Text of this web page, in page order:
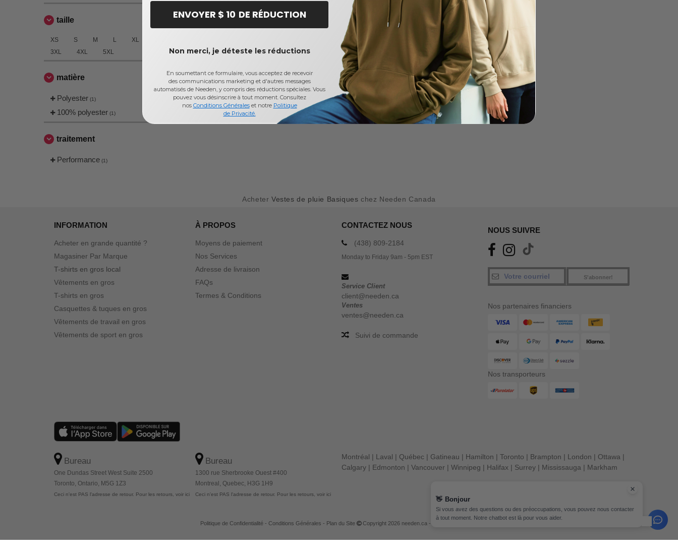
taille
XS S M L XL
3XL
4XL 5XL
matière
Polyester (1)
100% polyester (1)
traitement
Performance (1)
Acheter Vestes de pluie Basiques chez Needen Canada
INFORMATION
Acheter en grande quantité ?
Magasiner Par Marque
T-shirts en gros local
Vêtements en gros
T-shirts en gros
Casquettes & tuques en gros
Vêtements de travail en gros
Vêtements de sport en gros
À PROPOS
Moyens de paiement
Nos Services
Adresse de livraison
FAQs
Termes & Conditions
CONTACTEZ NOUS
(438) 809-2184
Monday to Friday 9am - 5pm EST
Service Client
client@needen.ca
Ventes
ventes@needen.ca
Suivi de commande
NOUS SUIVRE
S'abonner!
Nos partenaires financiers
Nos transporteurs
Bureau
One Dundas Street West Suite 2500
Toronto, Ontario, M5G 1Z3
Ceci n'est PAS l'adresse de retour. Pour les retours, voir ici
Bureau
1300 rue Sherbrooke Ouest #400
Montreal, Quebec, H3G 1H9
Ceci n'est PAS l'adresse de retour. Pour les retours, voir ici
Montréal | Laval | Québec | Gatineau | Hamilton | Toronto | Brampton | London | Ottawa |
Calgary | Edmonton | Vancouver | Winnipeg | Halifax | Surrey | Mississauga | Markham
Politique de Confidentialité- Conditions Générales - Plan du Site Copyright 2026 needen.ca - Tous droits réservés
👋 Bonjour
Si vous avez des questions ou des préoccupations, vous pouvez nous contacter
à tout moment. Notre chatbot est là pour vous aider.
ENVOYER $ 10 DE RÉDUCTION
Non merci, je déteste les réductions
En soumettant ce formulaire, vous acceptez de recevoir
des communications marketing et d'autres messages
automatisés de Needen, y compris des réductions spéciales. Vous
pouvez vous désinscrire à tout moment. Consultez
nos Conditions Généraleset notre Politique
de Privacité.